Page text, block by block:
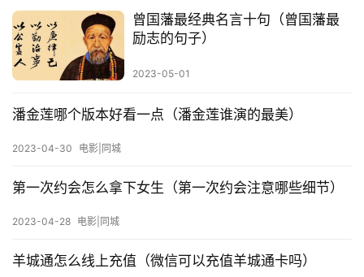
打
车
费
曾国藩最经典名言十句（曾国藩最
励志的句子）
2023-05-01
潘金莲哪个版本好看一点（潘金莲谁演的最美）
2023-04-30 电影|同城
第一次约会怎么拿下女生（第一次约会注意哪些细节）
2023-04-28 电影|同城
羊城通怎么线上充值（微信可以充值羊城通卡吗）